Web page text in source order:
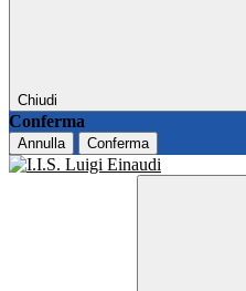
Chiudi
Conferma
Annulla Conferma